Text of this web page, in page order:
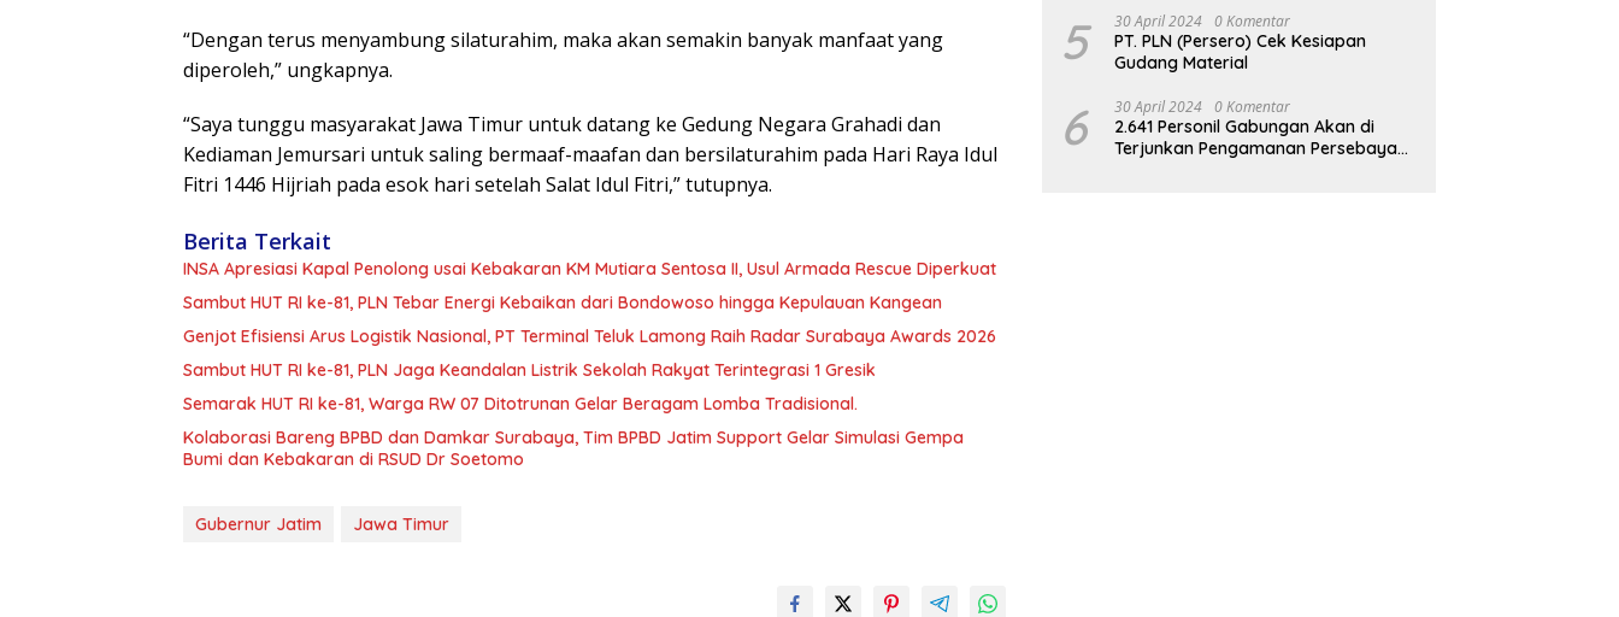
“Dengan terus menyambung silaturahim, maka akan semakin banyak manfaat yang
diperoleh,” ungkapnya.
“Saya tunggu masyarakat Jawa Timur untuk datang ke Gedung Negara Grahadi dan
Kediaman Jemursari untuk saling bermaaf-maafan dan bersilaturahim pada Hari Raya Idul
Fitri 1446 Hijriah pada esok hari setelah Salat Idul Fitri,” tutupnya.
Berita Terkait
INSA Apresiasi Kapal Penolong usai Kebakaran KM Mutiara Sentosa II, Usul Armada Rescue Diperkuat
Sambut HUT RI ke-81, PLN Tebar Energi Kebaikan dari Bondowoso hingga Kepulauan Kangean
Genjot Efisiensi Arus Logistik Nasional, PT Terminal Teluk Lamong Raih Radar Surabaya Awards 2026
Sambut HUT RI ke-81, PLN Jaga Keandalan Listrik Sekolah Rakyat Terintegrasi 1 Gresik
Semarak HUT RI ke-81, Warga RW 07 Ditotrunan Gelar Beragam Lomba Tradisional.
Kolaborasi Bareng BPBD dan Damkar Surabaya, Tim BPBD Jatim Support Gelar Simulasi Gempa
Bumi dan Kebakaran di RSUD Dr Soetomo
Gubernur Jatim Jawa Timur
Reformasi Birokrasi Jadi Kunci
Keberhasilan Jatim
5 30 April 2024 0 Komentar
PT. PLN (Persero) Cek Kesiapan
Gudang Material
6 30 April 2024 0 Komentar
2.641 Personil Gabungan Akan di
Terjunkan Pengamanan Persebaya